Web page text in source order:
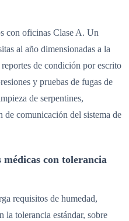
con oficinas Clase A. Un
al año dimensionadas a la
de condición por escrito
y pruebas de fugas de
de serpentines,
comunicación del sistema de
con tolerancia
requisitos de humedad,
la tolerancia estándar, sobre